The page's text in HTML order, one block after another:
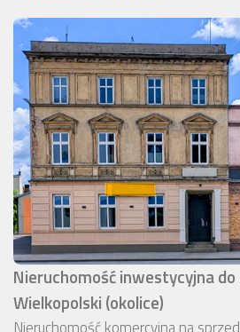
Nieruchomość inwestycyjna
Wielkopolski (okolice)